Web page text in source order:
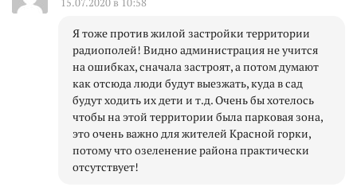
Я тоже против жилой застройки территории
радиополей! Видно администрация не учится
на ошибках, сначала застроят, а потом думают
как отсюда люди будут выезжать, куда в сад
будут ходить их дети и т.д. Очень бы хотелось
чтобы на этой территории была парковая зона,
это очень важно для жителей Красной горки,
потому что озеленение района практически
отсутствует!